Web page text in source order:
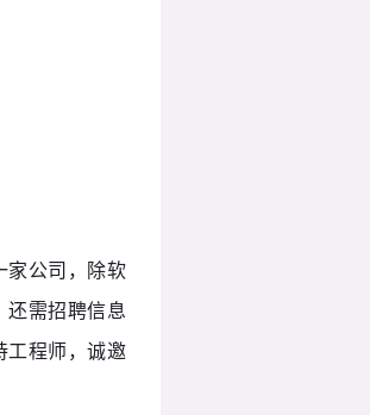
家公司，除软
还需招聘信息
工程师，诚邀